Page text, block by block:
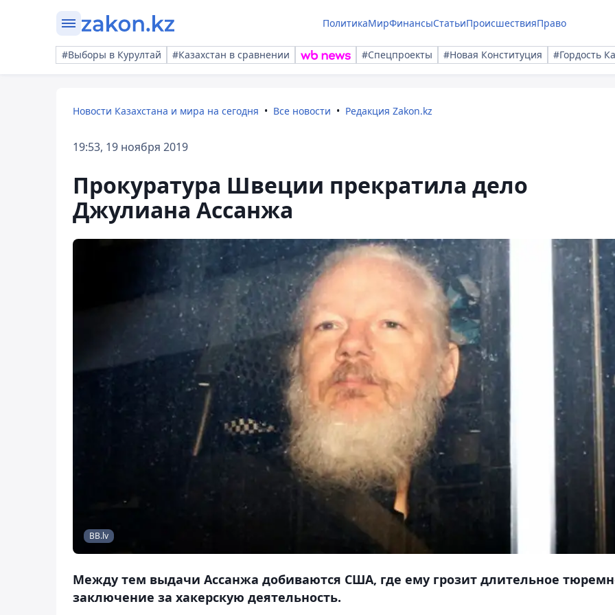
ПолитикаМирФинансыСтатьиПроисшествияПраво
#Выборы в Курултай #Казахстан в сравнении #Спецпроекты #Новая Конституция #Гордость
Новости Казахстана и мира на сегодня Все новости Редакция Zakon.kz
19:53, 19 ноября 2019
Прокуратура Швеции прекратила дело
Джулиана Ассанжа
BB.lv
Между тем выдачи Ассанжа добиваются США, где ему грозит длительное
заключение за хакерскую деятельность.